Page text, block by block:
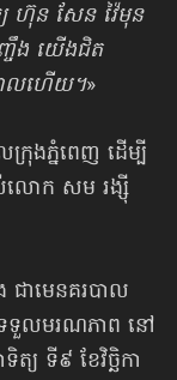
ហ៊ុន សែន វ៉ៃមុន
ញ្ចឹង យើងជិត
ល​ហើយ។»
ក្រុងភ្នំពេញ ដើម្បី
ស់លោក សម រង្ស៊ី
ាមេនគរបាល
នទទួលមរណភាព នៅ
ត្យ ទី​៩ ខែ​វិច្ឆិកា